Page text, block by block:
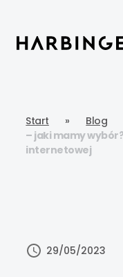
Start » Blog
– jaki mamy
internetowej
29/05/2023